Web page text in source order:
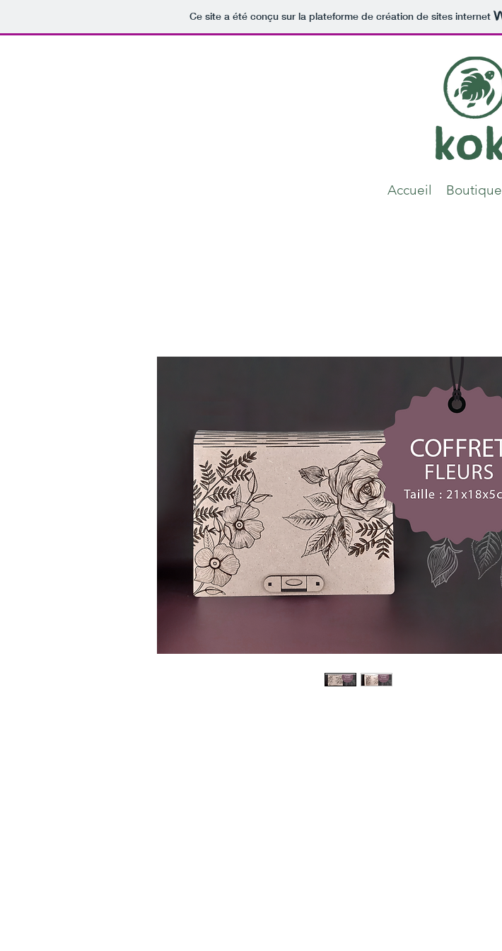
Ce site a été conçu sur la plateforme de création de sites internet
Accueil Boutique